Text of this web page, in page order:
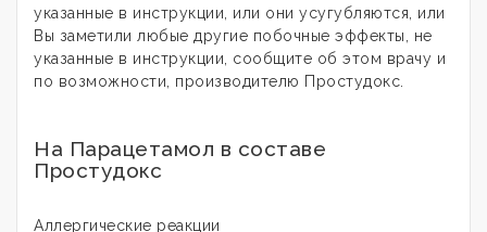
указанные в инструкции, или они усугубляются, или
Вы заметили любые другие побочные эффекты, не
указанные в инструкции, сообщите об этом врачу и
по возможности, производителю Простудокс.
На Парацетамол в составе
Простудокс
Аллергические реакции